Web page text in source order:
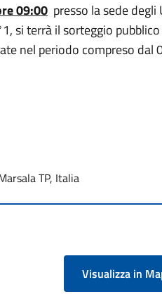
09:00presso la sede degli
si terrà il sorteggio
nel periodo compreso
TP, Italia
Visualizza in